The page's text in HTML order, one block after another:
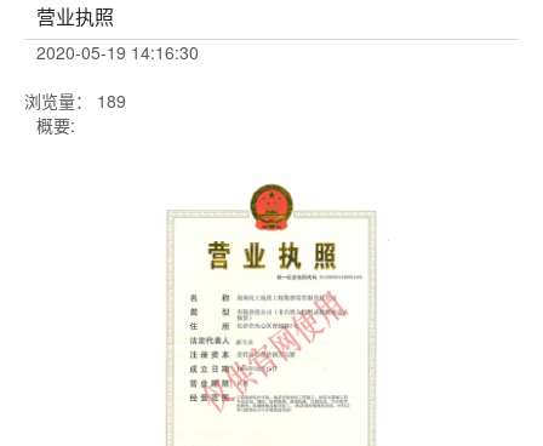
营业执照
2020-05-19 14:16:30
浏览量：
189
概要: